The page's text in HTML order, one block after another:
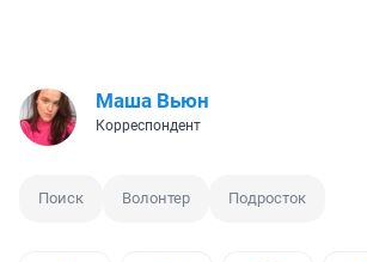
Маша Вьюн
Корреспондент
Поиск Волонтер Подросток